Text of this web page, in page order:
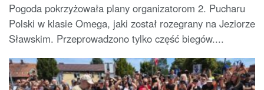
Pogoda pokrzyżowała plany organizatorom 2. Pucharu
Polski w klasie Omega, jaki został rozegrany na Jeziorze
Sławskim. Przeprowadzono tylko część biegów....